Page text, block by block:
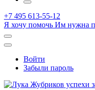
More
+7 495 613-55-12
Я хочу помочь Им нужна
Открыть
поиск
Профиль
Войти
Забыли пароль